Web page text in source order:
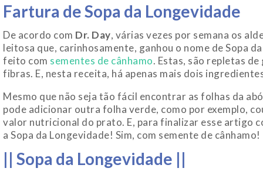
Fartura de Sopa da Longevidade
De acordo com Dr. Day, várias vezes por semana os
leitosa que, carinhosamente, ganhou o nome de Sopa
feito com sementes de cânhamo. Estas, são repletas
fibras. E, nesta receita, há apenas mais dois
Mesmo que não seja tão fácil encontrar as folhas da
pode adicionar outra folha verde, como por exemplo,
valor nutricional do prato. E, para finalizar esse artigo
a Sopa da Longevidade! Sim, com semente de
|| Sopa da Longevidade ||